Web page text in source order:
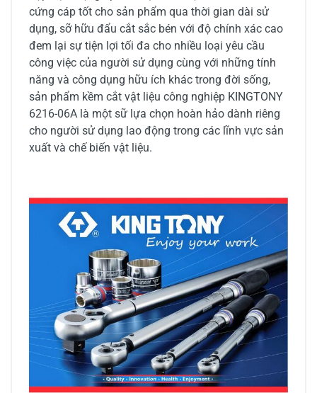
cứng cáp tốt cho sản phẩm qua thời gian dài sử
dụng, sỡ hữu đẩu cắt sắc bén với độ chính xác cao
đem lại sự tiện lợi tối đa cho nhiều loại yêu cầu
công việc của người sử dụng cùng với những tính
năng và công dụng hữu ích khác trong đời sống,
sản phẩm kềm cắt vật liệu công nghiệp KINGTONY
6216-06A là một sữ lựa chọn hoàn hảo dành riêng
cho người sử dụng lao động trong các lĩnh vực sản
xuất và chế biến vật liệu.